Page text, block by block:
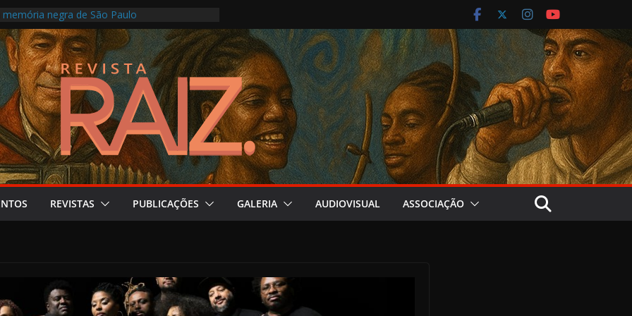
memória negra de São Paulo
Indígenas com programação intensa no
Florence transforma Campinas em palco de
memória e crise climática
religiosidades múltiplas em evento online no
propõe novo olhar sobre artistas que
visual
REVISTAS PUBLICAÇÕES GALERIA AUDIOVISUAL ASSOCIAÇÃO